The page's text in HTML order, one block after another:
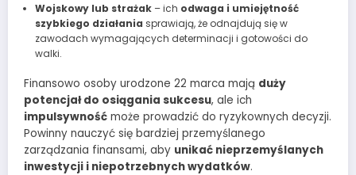
Wojskowy lub strażak– ich odwaga i umiejętność
szybkiego działania sprawiają, że odnajdują się w
zawodach wymagających determinacji i gotowości do
walki.
Finansowo osoby urodzone 22 marca mają duży
potencjał do osiągania sukcesu, ale ich
impulsywność może prowadzić do ryzykownych decyzji.
Powinny nauczyć się bardziej przemyślanego
zarządzania finansami, aby unikać nieprzemyślanych
inwestycji i niepotrzebnych wydatków.